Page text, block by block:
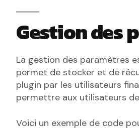
Gestion des
La gestion des paramètres
permet de stocker et de
plugin par les utilisateurs
permettre aux utilisateurs
Voici un exemple de code